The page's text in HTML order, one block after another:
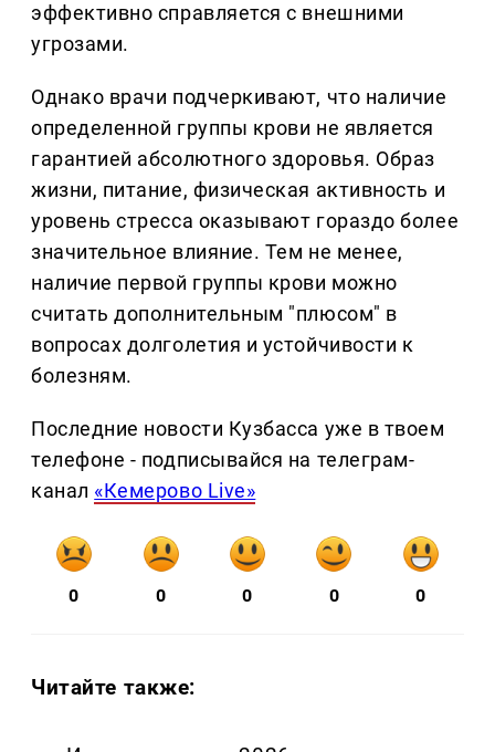
эффективно справляется с внешними
угрозами.
Однако врачи подчеркивают, что наличие
определенной группы крови не является
гарантией абсолютного здоровья. Образ
жизни, питание, физическая активность и
уровень стресса оказывают гораздо более
значительное влияние. Тем не менее,
наличие первой группы крови можно
считать дополнительным "плюсом" в
вопросах долголетия и устойчивости к
болезням.
Последние новости Кузбасса уже в твоем
телефоне - подписывайся на телеграм-
канал «Кемерово Live»
0 0 0 0 0
Читайте также: